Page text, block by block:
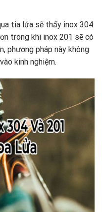
tia lửa sẽ thấy inox 304
trong khi inox 201 sẽ có
phương pháp này không
kinh nghiệm.